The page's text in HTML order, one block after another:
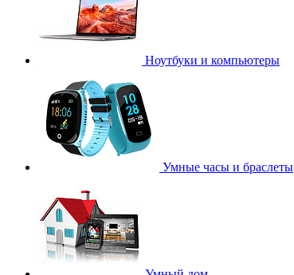
Ноутбуки и компьютеры
Умные часы и браслеты